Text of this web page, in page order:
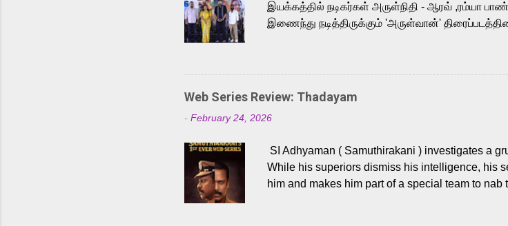
இயக்கத்தில் நடிகர்கள் அருள்நிதி - ஆரவ் ,ரம்யா
இணைந்து நடித்திருக்கும் 'அருள்வான்'
அருள்நிதி, ஆரவ், காளி வெங்கட், ரம்யா பாண்டியன்,
'பருத்திவீரன்' சரவணன், ஹரிஷ் உத்தமன் உள்ளிட்ட பலர்
செய்திருக்கும் இந்த திரைப்படத்திற்கு ஜீ. வி. பிரகாஷ்
இளையராஜா கலை இயக்கத்தை கவனிக்க.. லாரன்ஸ்
மேற்கொண்டிருக்கிறார். கல்வியின் அவசியத்தை
இப்படத்தை சக்தி பிலிம் ஃபேக்டரி நிறுவனம்
Web Series Review: Thadayam
- February 24, 2026
SI Adhyaman ( Samuthirakani ) investigates a
While his superiors dismiss his intelligence, his
him and makes him part of a special team to
begin to dig deeper, several layers emerge